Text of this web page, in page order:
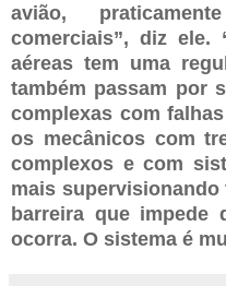
avião,
comerciais”, diz ele.
aéreas tem uma
também passam por
complexas com
os mecânicos com
complexos e com
mais
barreira que impede
ocorra. O sistema é